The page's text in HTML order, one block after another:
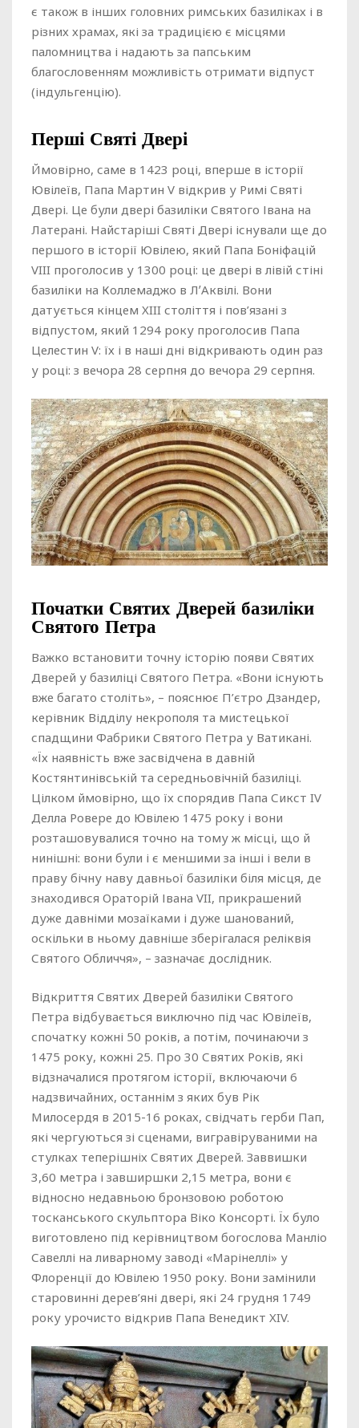
є також в інших головних римських базиліках і в
різних храмах, які за традицією є місцями
паломництва і надають за папським
благословенням можливість отримати відпуст
(індульгенцію).
Перші Святі Двері
Ймовірно, саме в 1423 році, вперше в історії
Ювілеїв, Папа Мартин V відкрив у Римі Святі
Двері. Це були двері базиліки Святого Івана на
Латерані. Найстаріші Святі Двері існували ще до
першого в історії Ювілею, який Папа Боніфацій
VIII проголосив у 1300 році: це двері в лівій стіні
базиліки на Коллемаджо в ЛʼАквілі. Вони
датується кінцем XIII століття і пов’язані з
відпустом, який 1294 року проголосив Папа
Целестин V: їх і в наші дні відкривають один раз
у році: з вечора 28 серпня до вечора 29 серпня.
Початки Святих Дверей базиліки
Святого Петра
Важко встановити точну історію появи Святих
Дверей у базиліці Святого Петра. «Вони існують
вже багато століть», – пояснює П’єтро Дзандер,
керівник Відділу некрополя та мистецької
спадщини Фабрики Святого Петра у Ватикані.
«Їх наявність вже засвідчена в давній
Костянтинівській та середньовічній базиліці.
Цілком ймовірно, що їх спорядив Папа Сикст IV
Делла Ровере до Ювілею 1475 року і вони
розташовувалися точно на тому ж місці, що й
нинішні: вони були і є меншими за інші і вели в
праву бічну наву давньої базиліки біля місця, де
знаходився Ораторій Івана VII, прикрашений
дуже давніми мозаїками і дуже шанований,
оскільки в ньому давніше зберігалася реліквія
Святого Обличчя», – зазначає дослідник.
Відкриття Святих Дверей базиліки Святого
Петра відбувається виключно під час Ювілеїв,
спочатку кожні 50 років, а потім, починаючи з
1475 року, кожні 25. Про 30 Святих Років, які
відзначалися протягом історії, включаючи 6
надзвичайних, останнім з яких був Рік
Милосердя в 2015-16 роках, свідчать герби Пап,
які чергуються зі сценами, вигравіруваними на
стулках теперішніх Святих Дверей. Заввишки
3,60 метра і завширшки 2,15 метра, вони є
відносно недавньою бронзовою роботою
тосканського скульптора Віко Консорті. Їх було
виготовлено під керівництвом богослова Манліо
Савеллі на ливарному заводі «Марінеллі» у
Флоренції до Ювілею 1950 року. Вони замінили
старовинні дерев’яні двері, які 24 грудня 1749
року урочисто відкрив Папа Венедикт XIV.